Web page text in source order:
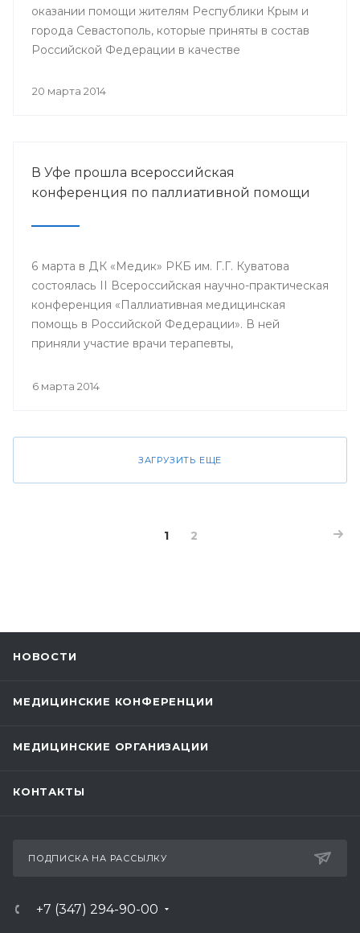
оказании помощи жителям Республики Крым и
города Севастополь, которые приняты в состав
Российской Федерации в качестве
день в республике по поручению Президента
20 марта 2014
В Уфе прошла всероссийская
конференция по паллиативной помощи
6 марта в ДК «Медик» РКБ им. Г.Г. Куватова
состоялась II Всероссийская научно-практическая
конференция «Паллиативная медицинская
помощь в Российской Федерации». В ней
приняли участие врачи терапевты,
неврологи, онкологи, педиатры, пульмонологи,
профильных кафедр, врачи интерны, курсанты
6 марта 2014
ЗАГРУЗИТЬ ЕЩЕ
1 2
НОВОСТИ
МЕДИЦИНСКИЕ КОНФЕРЕНЦИИ
МЕДИЦИНСКИЕ ОРГАНИЗАЦИИ
КОНТАКТЫ
ПОДПИСКА НА РАССЫЛКУ
+7 (347) 294-90-00